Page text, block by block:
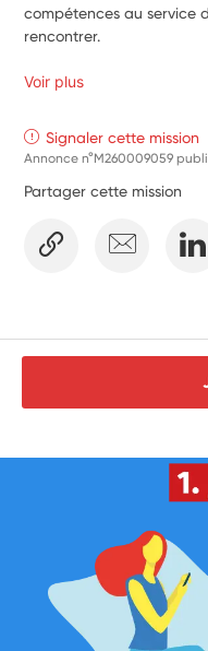
compétences au service
rencontrer.
Voir plus
Signaler cette mission
Annonce n°M260009059
Partager cette mission